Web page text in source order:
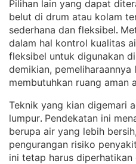
Pilihan lain yang dapat
belut di drum atau kolam
sederhana dan fleksibel.
dalam hal kontrol kualitas
fleksibel untuk digunakan
demikian,
membutuhkan ruang aman
Teknik yang kian digemari
lumpur. Pendekatan ini
berupa air yang lebih
pengurangan risiko penyakit
ini tetap harus